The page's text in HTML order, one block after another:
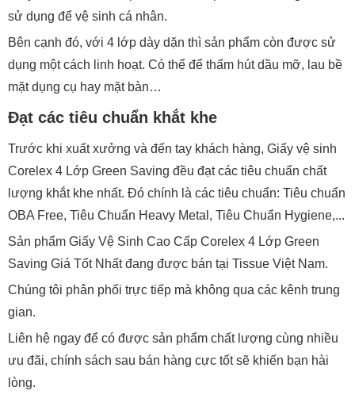
sử dụng để vệ sinh cá nhân.
Bên cạnh đó, với 4 lớp dày dặn thì sản phẩm còn được sử
dụng một cách linh hoạt. Có thể để thấm hút dầu mỡ, lau bề
mặt dụng cụ hay mặt bàn…
Đạt các tiêu chuẩn khắt khe
Trước khi xuất xưởng và đến tay khách hàng, Giấy vệ sinh
Corelex 4 Lớp Green Saving đều đạt các tiêu chuẩn chất
lượng khắt khe nhất. Đó chính là các tiêu chuẩn: Tiêu chuẩn
OBA Free, Tiêu Chuẩn Heavy Metal, Tiêu Chuẩn Hygiene,...
Sản phẩm Giấy Vệ Sinh Cao Cấp Corelex 4 Lớp Green
Saving Giá Tốt Nhất đang được bán tại Tissue Việt Nam.
Chúng tôi phân phối trực tiếp mà không qua các kênh trung
gian.
Liên hệ ngay để có được sản phẩm chất lượng cùng nhiều
ưu đãi, chính sách sau bán hàng cực tốt sẽ khiến bạn hài
lòng.